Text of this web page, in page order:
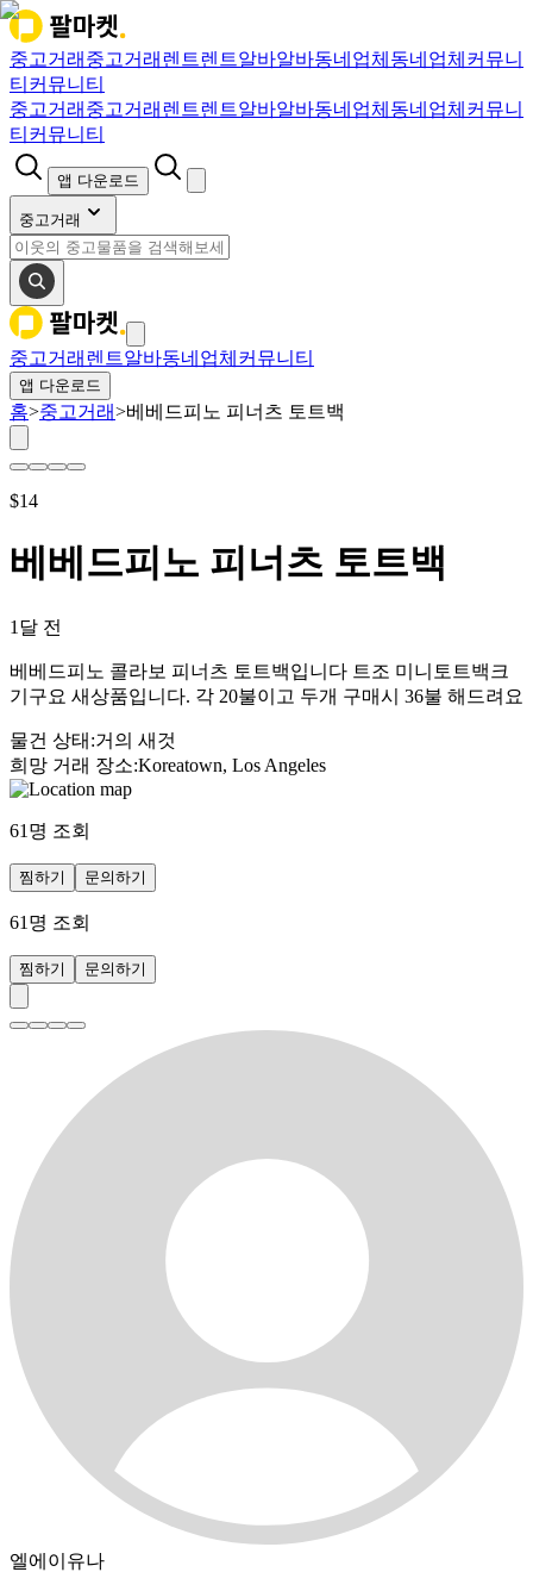
중고거래 중고거래 렌트렌트알바알바동네업체 동네업체 커뮤니
티 커뮤니티
중고거래 중고거래 렌트렌트알바알바동네업체 동네업체 커뮤니
티 커뮤니티
앱 다운로드
중고거래
중고거래 렌트알바동네업체 커뮤니티
앱 다운로드
홈>중고거래>베베드피노 피너츠 토트백
$14
베베드피노 피너츠 토트백
1달 전
베베드피노 콜라보 피너츠 토트백입니다 트조 미니토트백크
기구요 새상품입니다. 각 20불이고 두개 구매시 36불 해드려요
물건 상태 :거의 새것
희망 거래 장소:Koreatown, Los Angeles
61 명 조회
찜하기 문의하기
61 명 조회
찜하기 문의하기
엘에이유나